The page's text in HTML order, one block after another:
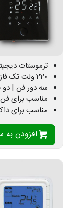
ترموستات
220 ولت تک فاز
سه دور فن |
مناسب برای
مناسب برای
افزودن به